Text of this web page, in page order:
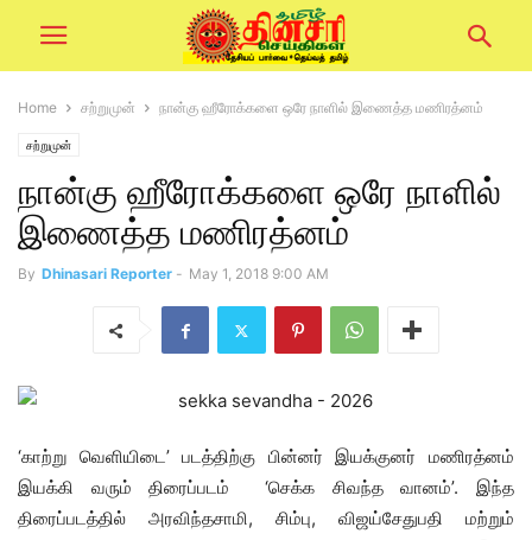
Home சற்றுமுன் நான்கு ஹீரோக்களை ஒரே நாளில் இணைத்த மணிரத்னம்
சற்றுமுன்
நான்கு ஹீரோக்களை ஒரே நாளில்
இணைத்த மணிரத்னம்
By Dhinasari Reporter - May 1, 2018 9:00 AM
‘காற்று வெளியிடை’ படத்திற்கு பின்னர் இயக்குனர் மணிரத்னம்
இயக்கி வரும் திரைப்படம் ‘செக்க சிவந்த வானம்’. இந்த
திரைப்படத்தில் அரவிந்தசாமி, சிம்பு, விஜய்சேதுபதி மற்றும்